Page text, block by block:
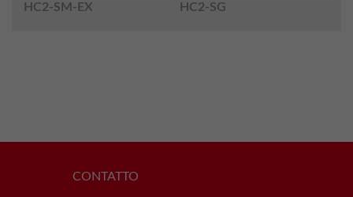
HC2-SM-EX HC2-SG
CONTATTO